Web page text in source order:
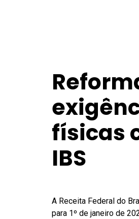
físicas
IBS
A Receita Federal do
para 1º de janeiro de